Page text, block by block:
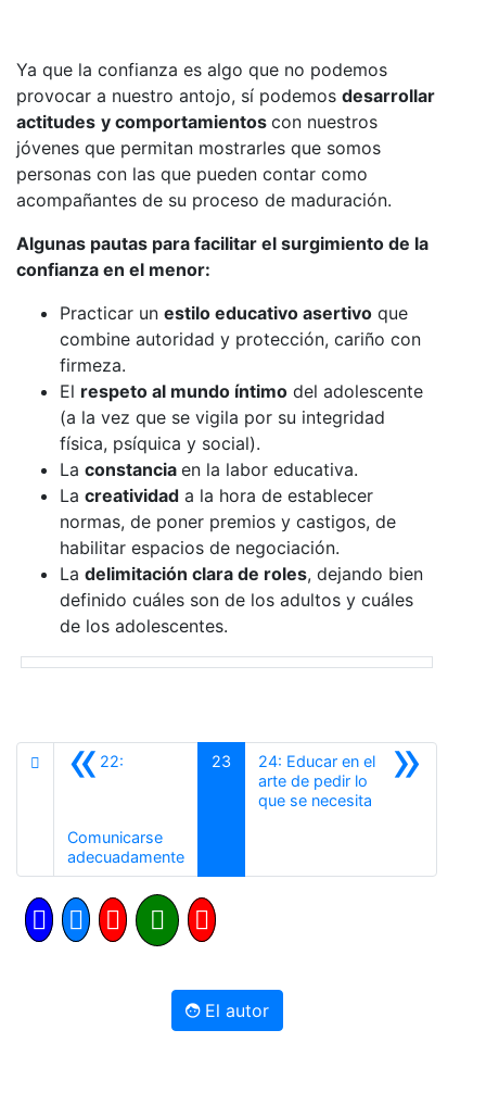
Ya que la confianza es algo que no podemos
provocar a nuestro antojo, sí podemos desarrollar
actitudes y comportamientos con nuestros
jóvenes que permitan mostrarles que somos
personas con las que pueden contar como
acompañantes de su proceso de maduración.
Algunas pautas para facilitar el surgimiento de la
confianza en el menor:
Practicar un estilo educativo asertivo que
combine autoridad y protección, cariño con
firmeza.
El respeto al mundo íntimo del adolescente
(a la vez que se vigila por su integridad
física, psíquica y social).
La constancia en la labor educativa.
La creatividad a la hora de establecer
normas, de poner premios y castigos, de
habilitar espacios de negociación.
La delimitación clara de roles, dejando bien
definido cuáles son de los adultos y cuáles
de los adolescentes.
«22:
Comunicarse
adecuadamenteAnterior
23 »
24: Educar en el
arte de pedir lo
que se necesita
El autor